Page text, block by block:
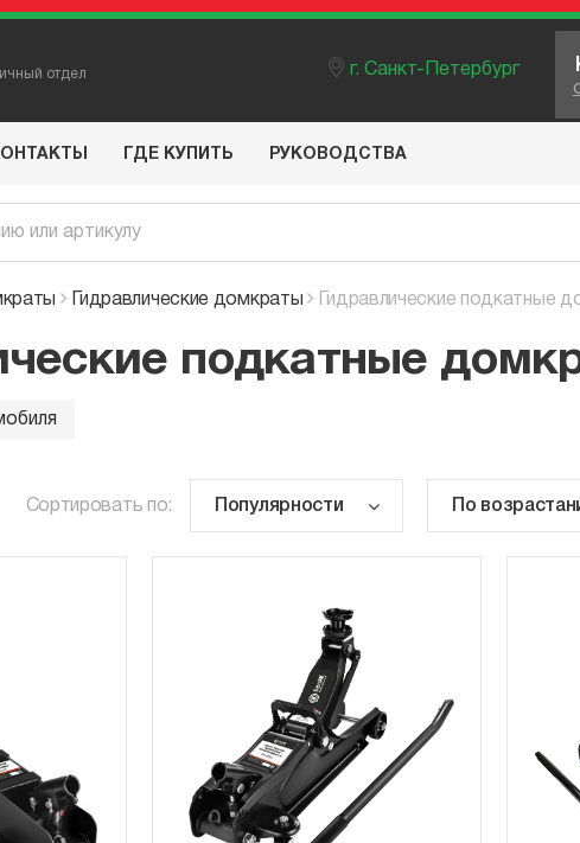
отдел г. Санкт-Петербург
ГДЕ КУПИТЬ РУКОВОДСТВА
Гидравлические домкраты Гидравлические подкатные
подкатные
Сортировать по: